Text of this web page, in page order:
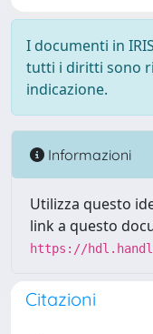
I documenti in
tutti i diritti sono
indicazione.
Informazioni
Utilizza questo
link a questo
https://
Citazioni